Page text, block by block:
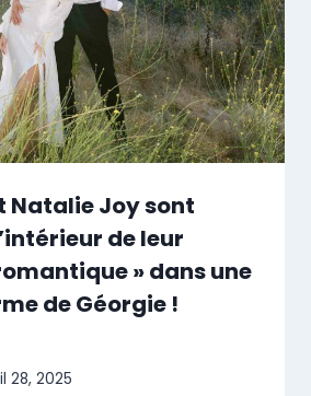
Natalie Joy sont
de leur
» dans une
de Géorgie !
28, 2025